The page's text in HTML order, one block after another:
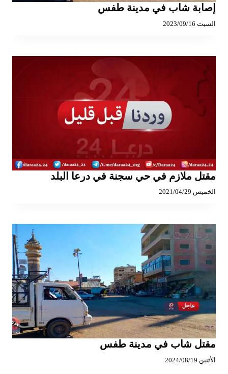
إصابة شاب في مدينة طفس
السبت 2023/09/16
مقتل ملازم في حي سجنة في درعا البلد
الخميس 2021/04/29
مقتل شاب في مدينة طفس
الأثنين 2024/08/19